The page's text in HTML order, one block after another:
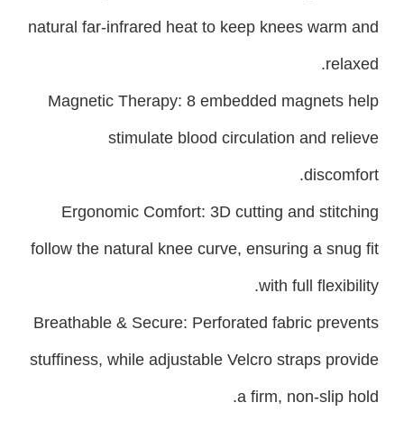
natural far-infrared heat to keep knees warm and
relaxed.
Magnetic Therapy: 8 embedded magnets help
stimulate blood circulation and relieve
discomfort.
Ergonomic Comfort: 3D cutting and stitching
follow the natural knee curve, ensuring a snug fit
with full flexibility.
Breathable & Secure: Perforated fabric prevents
stuffiness, while adjustable Velcro straps provide
a firm, non-slip hold.